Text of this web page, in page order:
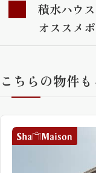
積水ハウ
オススメポ
こちらの物件